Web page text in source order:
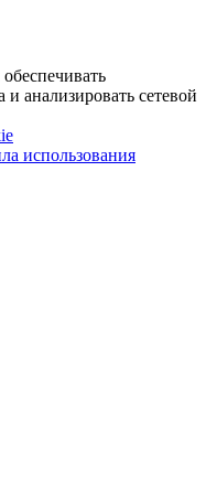
анализировать сетевой
использования